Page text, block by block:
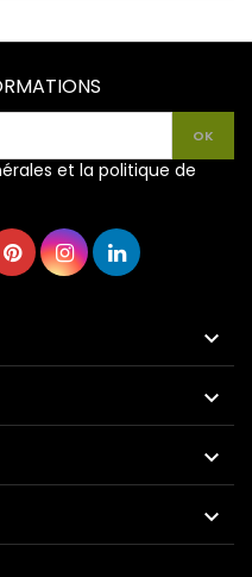
et la politique de



